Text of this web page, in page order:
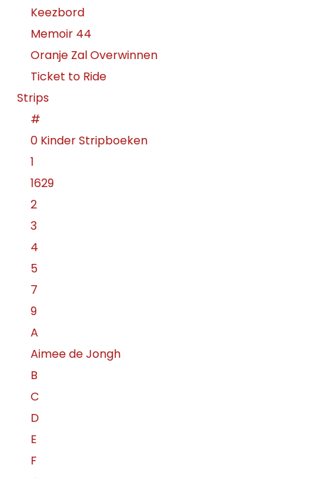
Keezbord
Memoir 44
Oranje Zal Overwinnen
Ticket to Ride
Strips
#
0 Kinder Stripboeken
1
1629
2
3
4
5
7
9
A
Aimee de Jongh
B
C
D
E
F